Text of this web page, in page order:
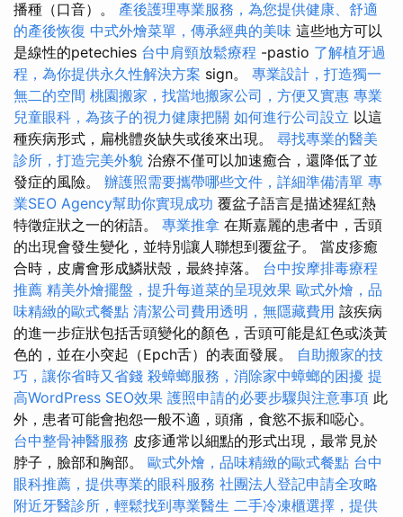
播種（口音）。 產後護理專業服務，為您提供健康、舒適
的產後恢復 中式外燴菜單，傳承經典的美味 這些地方可以
是線性的petechies 台中肩頸放鬆療程 -pastio 了解植牙過
程，為你提供永久性解決方案 sign。 專業設計，打造獨一
無二的空間 桃園搬家，找當地搬家公司，方便又實惠 專業
兒童眼科，為孩子的視力健康把關 如何進行公司設立 以這
種疾病形式，扁桃體炎缺失或後來出現。 尋找專業的醫美
診所，打造完美外貌 治療不僅可以加速癒合，還降低了並
發症的風險。 辦護照需要攜帶哪些文件，詳細準備清單 專
業SEO Agency幫助你實現成功 覆盆子語言是描述猩紅熱
特徵症狀之一的術語。 專業推拿 在斯嘉麗的患者中，舌頭
的出現會發生變化，並特別讓人聯想到覆盆子。 當皮疹癒
合時，皮膚會形成鱗狀殼，最終掉落。 台中按摩排毒療程
推薦 精美外燴擺盤，提升每道菜的呈現效果 歐式外燴，品
味精緻的歐式餐點 清潔公司費用透明，無隱藏費用 該疾病
的進一步症狀包括舌頭變化的顏色，舌頭可能是紅色或淡黃
色的，並在小突起（Epch舌）的表面發展。 自助搬家的技
巧，讓你省時又省錢 殺蟑螂服務，消除家中蟑螂的困擾 提
高WordPress SEO效果 護照申請的必要步驟與注意事項 此
外，患者可能會抱怨一般不適，頭痛，食慾不振和噁心。
台中整骨神醫服務 皮疹通常以細點的形式出現，最常見於
脖子，臉部和胸部。 歐式外燴，品味精緻的歐式餐點 台中
眼科推薦，提供專業的眼科服務 社團法人登記申請全攻略
附近牙醫診所，輕鬆找到專業醫生 二手冷凍櫃選擇，提供